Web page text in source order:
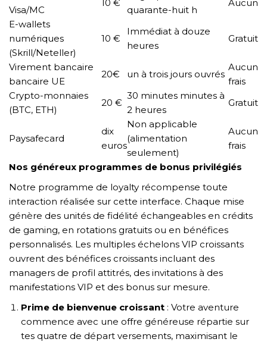
Visa/MC
10 €
quarante-huit h
Aucun
E-wallets
numériques
(Skrill/Neteller)
10 €
Immédiat à douze
heures
Gratuit
Virement bancaire
bancaire UE
20€ un à trois jours ouvrés
Aucun
frais
Crypto-monnaies
(BTC, ETH)
20 €
30 minutes minutes à
2 heures
Gratuit
Paysafecard
dix
euros
Non applicable
(alimentation
seulement)
Aucun
frais
Nos généreux programmes de bonus privilégiés
Notre programme de loyalty récompense toute
interaction réalisée sur cette interface. Chaque mise
génère des unités de fidélité échangeables en crédits
de gaming, en rotations gratuits ou en bénéfices
personnalisés. Les multiples échelons VIP croissants
ouvrent des bénéfices croissants incluant des
managers de profil attitrés, des invitations à des
manifestations VIP et des bonus sur mesure.
Prime de bienvenue croissant : Votre aventure
commence avec une offre généreuse répartie sur
tes quatre de départ versements, maximisant le